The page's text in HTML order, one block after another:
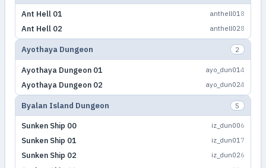
Ant Hell 01 anthell018
Ant Hell 02 anthell028
Ayothaya Dungeon 2
Ayothaya Dungeon 01 ayo_dun01 4
Ayothaya Dungeon 02 ayo_dun024
Byalan Island Dungeon 5
Sunken Ship 00 iz_dun006
Sunken Ship 01 iz_dun017
Sunken Ship 02 iz_dun026